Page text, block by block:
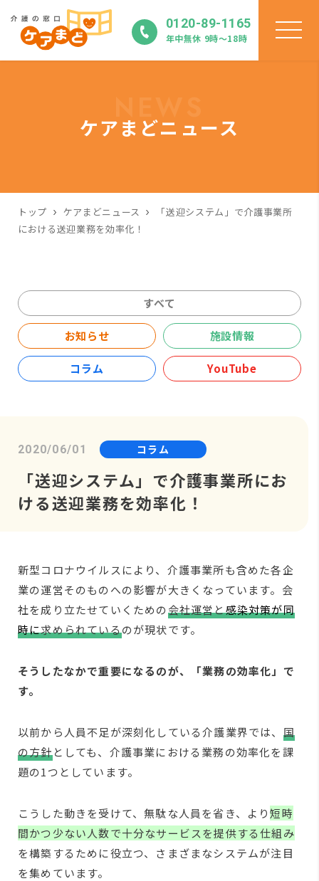
0120-89-1165
年中無休 9時〜18時
ケアまどニュース
トップ ケアまどニュース
「送迎システム」で介護事業所
における送迎業務を効率化！
すべて
お知らせ 施設情報
コラム YouTube
2020/06/01 コラム
「送迎システム」で介護事業所にお
ける送迎業務を効率化！
新型コロナウイルスにより、介護事業所も含めた各企
業の運営そのものへの影響が大きくなっています。会
社を成り立たせていくための会社運営と感染対策が同
時に求められているのが現状です。
そうしたなかで重要になるのが、「業務の効率化」で
す。
以前から人員不足が深刻化している介護業界では、 国
の方針としても、介護事業における業務の効率化を課
題の1つとしています。
こうした動きを受けて、無駄な人員を省き、より短時
間かつ少ない人数で十分なサービスを提供する仕組み
を構築するために役立つ、さまざまなシステムが注目
を集めています。